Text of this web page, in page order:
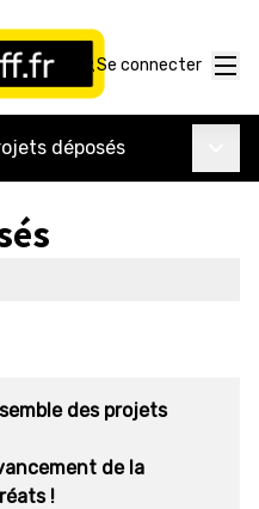
Se connecter
déposés
des projets
de la
!